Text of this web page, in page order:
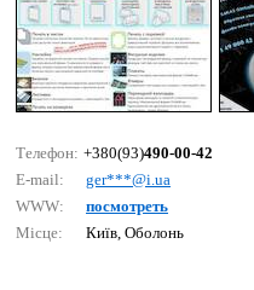
Телефон: +380(93)490-00-42
E-mail:
gеr***@i.uа
WWW:
посмотреть
Місце:
Київ, Оболонь